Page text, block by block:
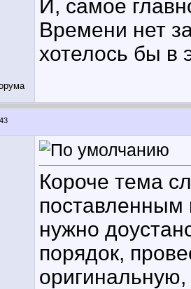
И, самое
Времени нет
хотелось бы в
Короче тема
поставленным
нужно
порядок,